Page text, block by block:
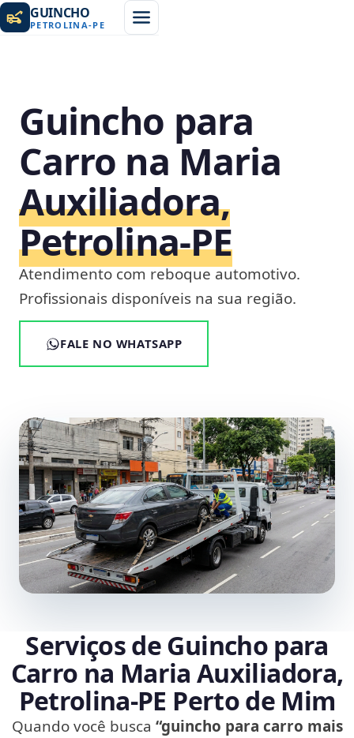
GUINCHO
PETROLINA-PE
Guincho para
Carro na Maria
Auxiliadora,
Petrolina‑PE
Atendimento com reboque automotivo.
Profissionais disponíveis na sua região.
FALE NO WHATSAPP
Serviços de Guincho para
Carro na Maria Auxiliadora,
Petrolina‑PE Perto de Mim
Quando você busca “guincho para carro mais